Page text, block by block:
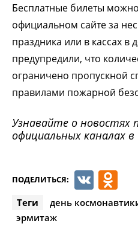
Бесплатные билеты
официальном сайте за
праздника или в кассах
предупредили, что
ограничено пропускной
правилами пожарной
Узнавайте о новостях
официальных каналах в
ПОДЕЛИТЬСЯ: VK
Теги день
эрмитаж